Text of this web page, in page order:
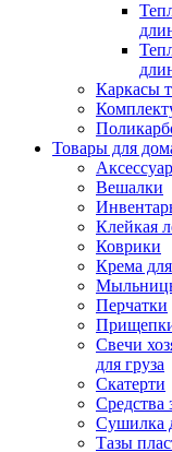
Каркасы
Товары для
Вешалки
Клейкая
Коврики
Крема
Перчатки
Свечи
для груза
Скатерти
Средства
Сушилка
Тазы